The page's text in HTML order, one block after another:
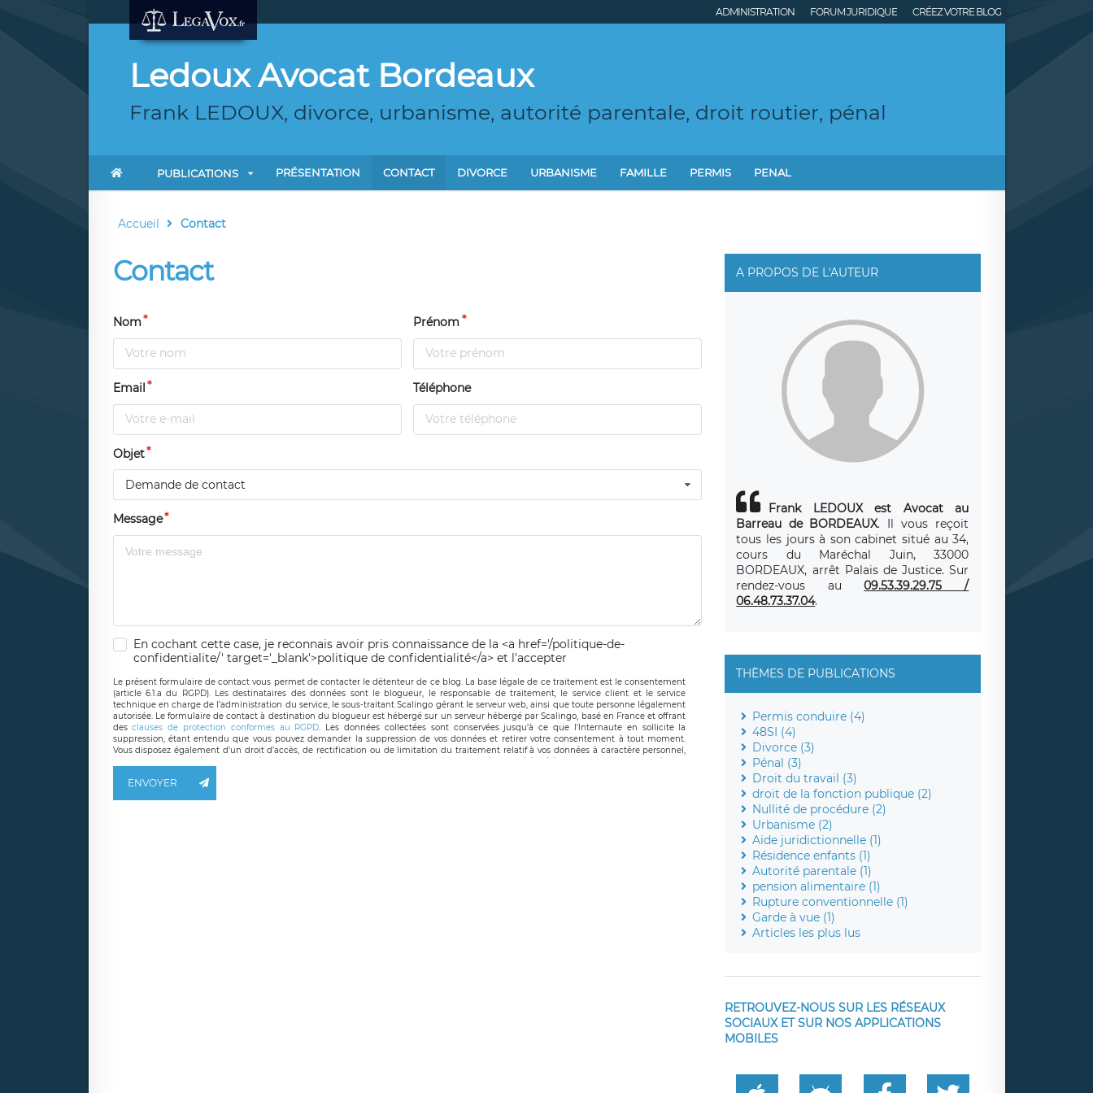
ADMINISTRATION FORUM JURIDIQUE CRÉEZ VOTRE BLOG
Ledoux Avocat Bordeaux
Frank LEDOUX, divorce, urbanisme, autorité parentale, droit routier, pénal
PUBLICATIONS PRÉSENTATION CONTACT DIVORCE URBANISME FAMILLE PERMIS PENAL
Accueil Contact
Contact
Nom Prénom
Email Téléphone
Objet
Demande de contact
Message
En cochant cette case, je reconnais avoir pris connaissance de la <a href='/politique-de-
confidentialite/' target='_blank'>politique de confidentialité</a> et l'accepter
Le présent formulaire de contact vous permet de contacter le détenteur de ce blog. La base légale de ce traitement est le consentement
(article 6.1.a du RGPD). Les destinataires des données sont le blogueur, le responsable de traitement, le service client et le service
technique en charge de l’administration du service, le sous-traitant Scalingo gérant le serveur web, ainsi que toute personne légalement
autorisée. Le formulaire de contact à destination du blogueur est hébergé sur un serveur hébergé par Scalingo, basé en France et offrant
desclauses de protection conformes au RGPD. Les données collectées sont conservées jusqu’à ce que l’Internaute en sollicite la
suppression, étant entendu que vous pouvez demander la suppression de vos données et retirer votre consentement à tout moment.
Vous disposez également d’un droit d’accès, de rectification ou de limitation du traitement relatif à vos données à caractère personnel,
responsable de traitement est la société LÉGAVOX, sis 9 rue Léopold Sédar Senghor, joignable à l’adresse mail :
ENVOYER
A PROPOS DE L'AUTEUR
Frank LEDOUX est Avocat au
Barreau de BORDEAUX. Il vous reçoit
tous les jours à son cabinet situé au 34,
cours du Maréchal Juin, 33000
BORDEAUX, arrêt Palais de Justice. Sur
rendez-vous au09.53.39.29.75 /
06.48.73.37.04.
THÈMES DE PUBLICATIONS
Permis conduire (4)
48SI (4)
Divorce (3)
Pénal (3)
Droit du travail (3)
droit de la fonction publique (2)
Nullité de procédure (2)
Urbanisme (2)
Aide juridictionnelle (1)
Résidence enfants (1)
Autorité parentale (1)
pension alimentaire (1)
Rupture conventionnelle (1)
Garde à vue (1)
Articles les plus lus
RETROUVEZ-NOUS SUR LES RÉSEAUX
SOCIAUX ET SUR NOS APPLICATIONS
MOBILES